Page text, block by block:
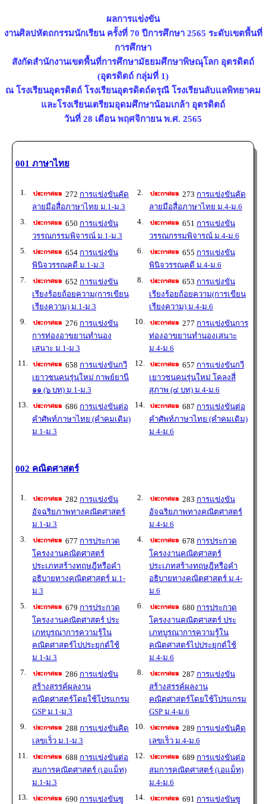
ผลการแข่งขัน
งานศิลปหัตถกรรมนักเรียน ครั้งที่ 70 ปีการศึกษา 2565 ระดับเขตพื้นที่
การศึกษา
สังกัดสำนักงานเขตพื้นที่การศึกษามัธยมศึกษาพิษณุโลก อุตรดิตถ์
(อุตรดิตถ์ กลุ่มที่ 1)
ณ โรงเรียนอุตรดิตถ์ โรงเรียนอุตรดิตถ์ดรุณี โรงเรียนลับแลพิทยาคม
และโรงเรียนเตรียมอุดมศึกษาน้อมเกล้า อุตรดิตถ์
วันที่ 28 เดือน พฤศจิกายน พ.ศ. 2565
001 ภาษาไทย
1. 272 การแข่งขันคัด
ลายมือสื่อภาษาไทย ม.1-ม.3
2. 273 การแข่งขันคัด
ลายมือสื่อภาษาไทย ม.4-ม.6
3.
650 การแข่งขัน
วรรณกรรมพิจารณ์ ม.1-ม.3
4. 651 การแข่งขัน
วรรณกรรมพิจารณ์ ม.4-ม.6
5.
654 การแข่งขัน
พินิจวรรณคดี ม.1-ม.3
6. 655 การแข่งขัน
พินิจวรรณคดี ม.4-ม.6
7.
652 การแข่งขัน
เรียงร้อยถ้อยความ(การเขียน
เรียงความ) ม.1-ม.3
8. 653 การแข่งขัน
เรียงร้อยถ้อยความ(การเขียน
เรียงความ) ม.4-ม.6
9.
276 การแข่งขัน
การท่องอาขยานทำนอง
เสนาะ ม.1-ม.3
10. 277 การแข่งขันการ
ท่องอาขยานทำนองเสนาะ
ม.4-ม.6
11.
658 การแข่งขันกวี
เยาวชนคนรุ่นใหม่ กาพย์ยานี
๑๑ (๖ บท) ม.1-ม.3
12. 657 การแข่งขันกวี
เยาวชนคนรุ่นใหม่ โคลงสี่
สุภาพ (๔ บท) ม.4-ม.6
13.
686 การแข่งขันต่อ
คำศัพท์ภาษาไทย (คำคมเดิม)
ม.1-ม.3
14. 687 การแข่งขันต่อ
คำศัพท์ภาษาไทย (คำคมเดิม)
ม.4-ม.6
002 คณิตศาสตร์
1. 282 การแข่งขัน
อัจฉริยภาพทางคณิตศาสตร์
ม.1-ม.3
2. 283 การแข่งขัน
อัจฉริยภาพทางคณิตศาสตร์
ม.4-ม.6
3.
677 การประกวด
โครงงานคณิตศาสตร์
ประเภทสร้างทฤษฎีหรือคำ
อธิบายทางคณิตศาสตร์ ม.1-
ม.3
4. 678 การประกวด
โครงงานคณิตศาสตร์
ประเภทสร้างทฤษฎีหรือคำ
อธิบายทางคณิตศาสตร์ ม.4-
ม.6
5.
679 การประกวด
โครงงานคณิตศาสตร์ ประ
เภทบูรณาการความรู้ใน
คณิตศาสตร์ไปประยุกต์ใช้
ม.1-ม.3
6. 680 การประกวด
โครงงานคณิตศาสตร์ ประ
เภทบูรณาการความรู้ใน
คณิตศาสตร์ไปประยุกต์ใช้
ม.4-ม.6
7.
286 การแข่งขัน
สร้างสรรค์ผลงาน
คณิตศาสตร์โดยใช้โปรแกรม
GSP ม.1-ม.3
8. 287 การแข่งขัน
สร้างสรรค์ผลงาน
คณิตศาสตร์โดยใช้โปรแกรม
GSP ม.4-ม.6
9.
288 การแข่งขันคิด
เลขเร็ว ม.1-ม.3
10. 289 การแข่งขันคิด
เลขเร็ว ม.4-ม.6
11.
688 การแข่งขันต่อ
สมการคณิตศาสตร์ (เอแม็ท)
ม.1-ม.3
12. 689 การแข่งขันต่อ
สมการคณิตศาสตร์ (เอแม็ท)
ม.4-ม.6
13.
690 การแข่งขันซู
14. 691 การแข่งขันซู